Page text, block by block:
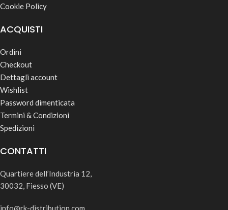
Cookie Policy
ACQUISTI
Ordini
Checkout
Dettagli account
Wishlist
Password dimenticata
Termini & Condizioni
Spedizioni
CONTATTI
Quartiere dell’Industria 12,
30032, Fiesso (VE)
info@rk-distribution.com